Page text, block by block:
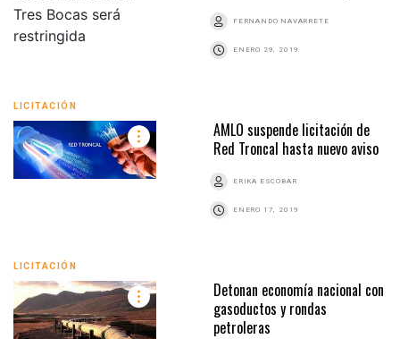
FERNANDO NAVARRETE
ENERO 29, 2019
LICITACIÓN
AMLO suspende licitación de
Red Troncal hasta nuevo aviso
ERIKA ESCOBAR
ENERO 17, 2019
LICITACIÓN
Detonan economía nacional con
gasoductos y rondas
petroleras